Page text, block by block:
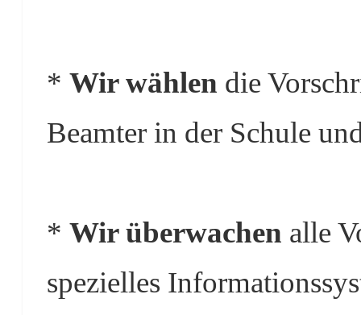
* Wir wählen die
Beamter in der Schule
* Wir überwachen alle
spezielles